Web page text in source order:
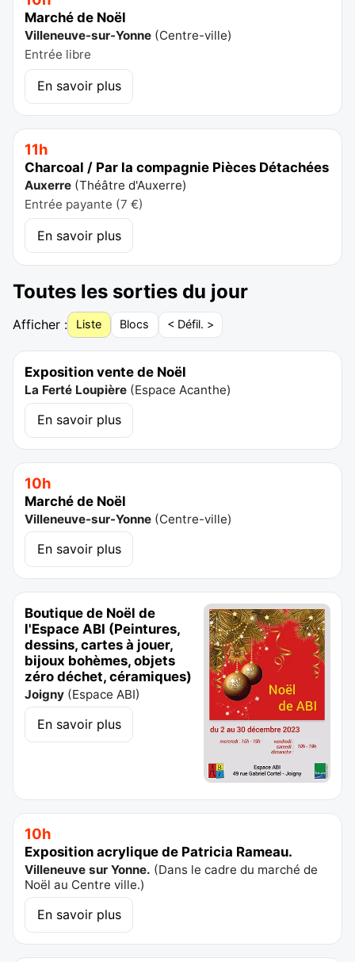
Marché de Noël
Villeneuve-sur-Yonne (Centre-ville)
Entrée libre
En savoir plus
11h
Charcoal / Par la compagnie Pièces Détachées
Auxerre (Théâtre d'Auxerre)
Entrée payante (7 €)
En savoir plus
Toutes les sorties du jour
Afficher : Liste Blocs < Défil. >
Exposition vente de Noël
La Ferté Loupière (Espace Acanthe)
En savoir plus
10h
Marché de Noël
Villeneuve-sur-Yonne (Centre-ville)
En savoir plus
Boutique de Noël de
l'Espace ABI (Peintures,
dessins, cartes à jouer,
bijoux bohèmes, objets
zéro déchet, céramiques)
Joigny (Espace ABI)
En savoir plus
10h
Exposition acrylique de Patricia Rameau.
Villeneuve sur Yonne. (Dans le cadre du marché de
Noël au Centre ville.)
En savoir plus